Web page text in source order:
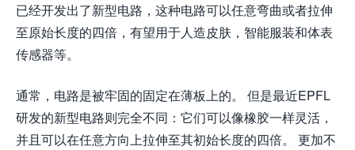
已经开发出了新型电路，这种电路可以任意弯曲或者拉伸
至原始长度的四倍，有望用于人造皮肤，智能服装和体表
传感器等。
通常，电路是被牢固的固定在薄板上的。 但是最近EPFL
研发的新型电路则完全不同：它们可以像橡胶一样灵活，
并且可以在任意方向上拉伸至其初始长度的四倍。 更加不